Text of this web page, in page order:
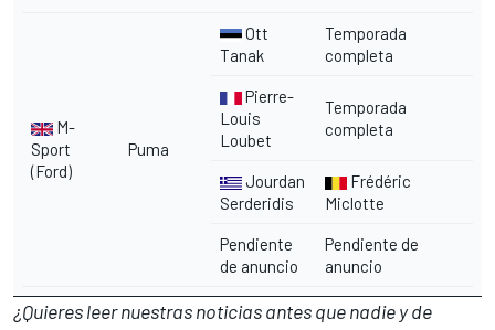
M-
Sport
(Ford)
Puma
Ott
Tanak
Temporada
completa
Pierre-
Louis
Loubet
Temporada
completa
Jourdan
Serderidis
Frédéric
Miclotte
Pendiente
de anuncio
Pendiente de
anuncio
¿Quieres leer nuestras noticias antes que nadie y de